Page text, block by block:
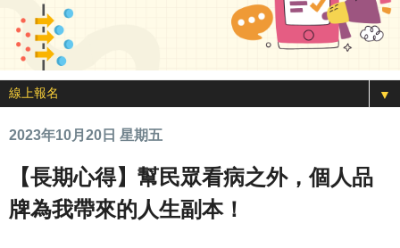
▼
2023年10月20日 星期五
【長期心得】幫民眾看病之外，個人品
牌為我帶來的人生副本！